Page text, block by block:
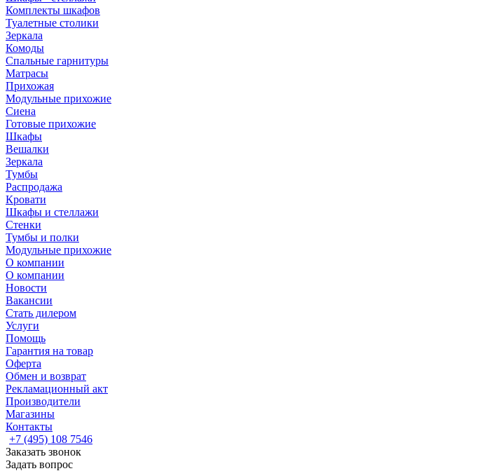
Комплекты шкафов
Туалетные столики
Зеркала
Комоды
Спальные гарнитуры
Матрасы
Прихожая
Модульные прихожие
Сиена
Готовые прихожие
Шкафы
Вешалки
Зеркала
Тумбы
Распродажа
Кровати
Шкафы и стеллажи
Стенки
Тумбы и полки
Модульные прихожие
О компании
О компании
Новости
Вакансии
Стать дилером
Услуги
Помощь
Гарантия на товар
Оферта
Обмен и возврат
Рекламационный акт
Производители
Магазины
Контакты
+7 (495) 108 7546
Заказать звонок
Задать вопрос